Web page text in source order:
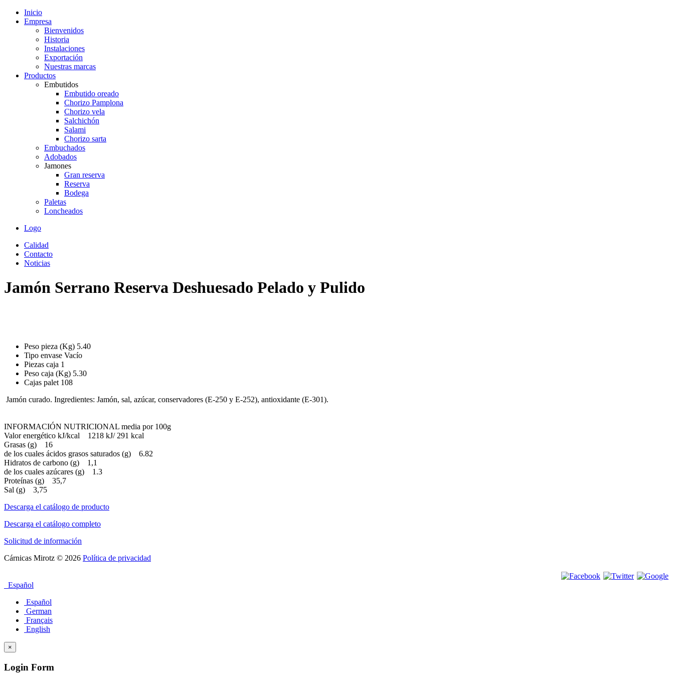
Inicio
Empresa
Bienvenidos
Historia
Instalaciones
Exportación
Nuestras marcas
Productos
Embutidos
Embutido oreado
Chorizo Pamplona
Chorizo vela
Salchichón
Salami
Chorizo sarta
Embuchados
Adobados
Jamones
Gran reserva
Reserva
Bodega
Paletas
Loncheados
Logo
Calidad
Contacto
Noticias
Jamón Serrano Reserva Deshuesado Pelado y Pulido
Peso pieza (Kg) 5.40
Tipo envase Vacío
Piezas caja 1
Peso caja (Kg) 5.30
Cajas palet 108
Jamón curado. Ingredientes: Jamón, sal, azúcar, conservadores (E-250 y E-252), antioxidante (E-301).
INFORMACIÓN NUTRICIONAL media por 100g
Valor energético kJ/kcal 1218 kJ/ 291 kcal
Grasas (g) 16
de los cuales ácidos grasos saturados (g) 6.82
Hidratos de carbono (g) 1,1
de los cuales azúcares (g) 1.3
Proteínas (g) 35,7
Sal (g) 3,75
Descarga el catálogo de producto
Descarga el catálogo completo
Solicitud de información
Cárnicas Mirotz © 2026 Política de privacidad
Español
Español
German
Français
English
×
Login Form